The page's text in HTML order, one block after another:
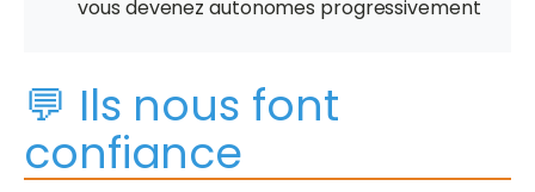
vous devenez autonomes progressivement
💬 Ils nous font
confiance